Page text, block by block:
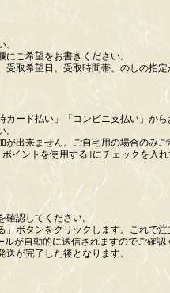
ご希望をお書きください。
取希望日、受取時間帯、のしの指定
ード払い」「コンビニ支払い」から
出来ません。ご自宅用の場合のみご
イントを使用する｣にチェックを入れ
認してください。
ボタンをクリックします。これで注
ルが自動的に送信されますのでご確認
が完了した後となります。